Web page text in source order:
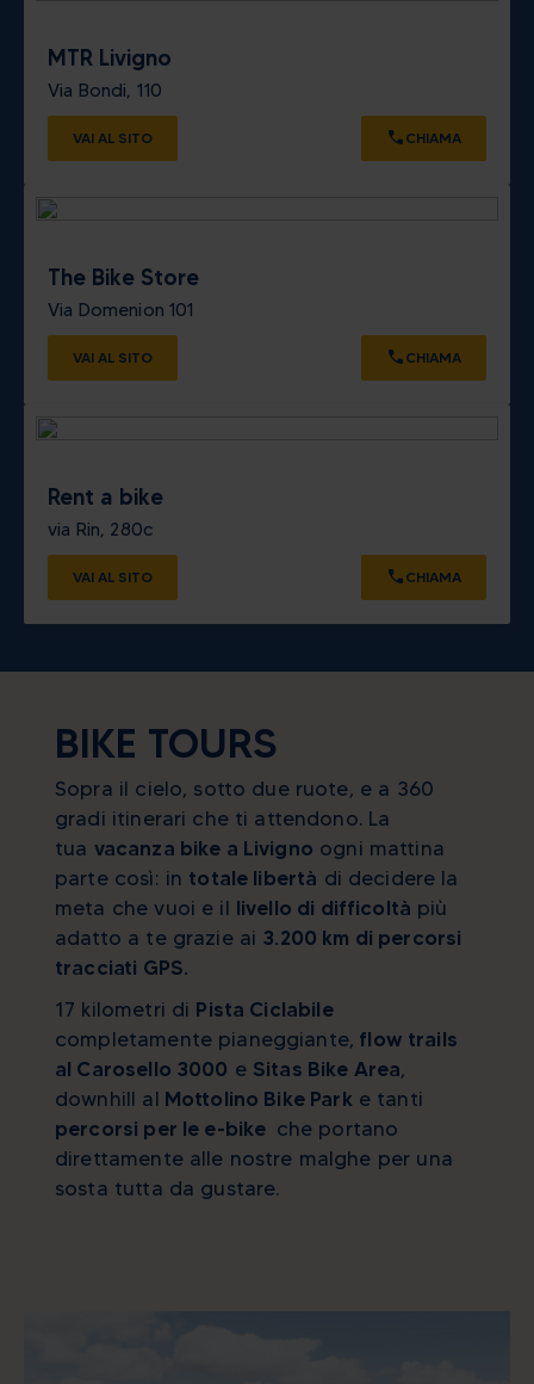
MTR Livigno
Via Bondi, 110
VAI AL SITO CHIAMA
The Bike Store
Via Domenion 101
VAI AL SITO CHIAMA
Rent a bike
via Rin, 280c
VAI AL SITO CHIAMA
BIKE TOURS
Sopra il cielo, sotto due ruote, e a 360
gradi itinerari che ti attendono. La
tua vacanza bike a Livigno ogni mattina
parte così: in totale libertà di decidere la
meta che vuoi e il livello di difficoltà più
adatto a te grazie ai 3.200 km di percorsi
tracciati GPS.
17 kilometri di Pista Ciclabile
completamente pianeggiante, flow trails
al Carosello 3000 e Sitas Bike Area,
downhill al Mottolino Bike Park e tanti
percorsi per le e-bike che portano
direttamente alle nostre malghe per una
sosta tutta da gustare.